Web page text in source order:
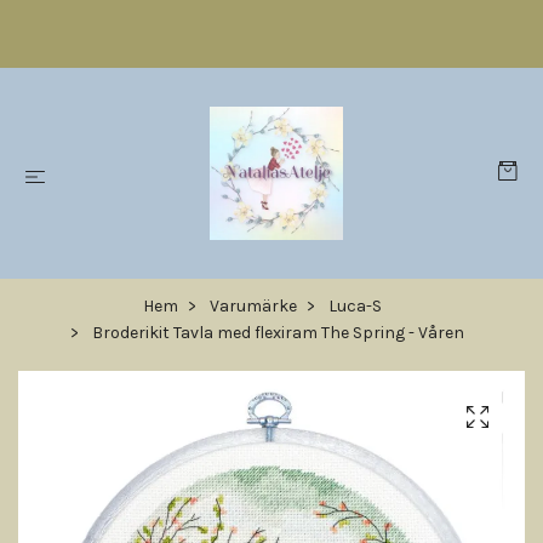
Hem Varumärke
Luca-S
Broderikit Tavla med flexiram The Spring - Våren